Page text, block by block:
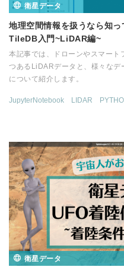
衛星データ
地理空間情報を扱うなら知
TileDB入門~LiDAR編~
本記事では、ドローンやスマート
つあるLiDARデータと、様々な
について紹介します。
JupyterNotebook LIDAR
衛星データ